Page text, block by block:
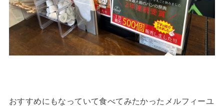
おすすめにもなっていて食べてみたかったメルフィーユ